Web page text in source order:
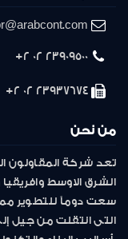
23909500 02 2+
23937674 02 2+
من نحن
تعد شركة المقاولون
الشرق الاوسط
سعت دوماً للتطوير
التى انتقلت من جيل